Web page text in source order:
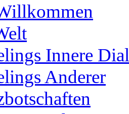
Innere
Anderer